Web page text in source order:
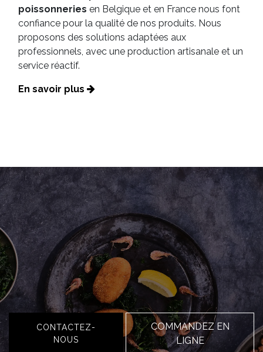
poissonneries en Belgique et en France nous font
confiance pour la qualité de nos produits. Nous
proposons des solutions adaptées aux
professionnels, avec une production artisanale et un
service réactif.
En savoir plus
CONTACTEZ-
NOUS
COMMANDEZ EN
LIGNE